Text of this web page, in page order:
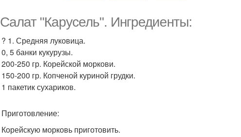
Салат "Карусель". Ингредиенты:
? 1. Средняя луковица.
0, 5 банки кукурузы.
200-250 гр. Корейской моркови.
150-200 гр. Копченой куриной грудки.
1 пакетик сухариков.
Приготовление:
Корейскую морковь приготовить.